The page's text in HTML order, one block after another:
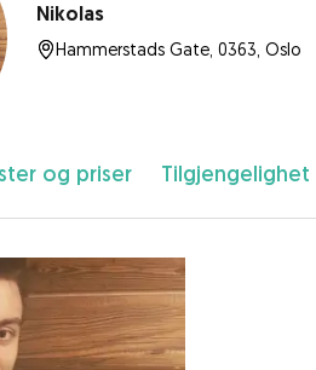
Nikolas
Hammerstads Gate, 0363, Oslo
og priser Tilgjengelighet